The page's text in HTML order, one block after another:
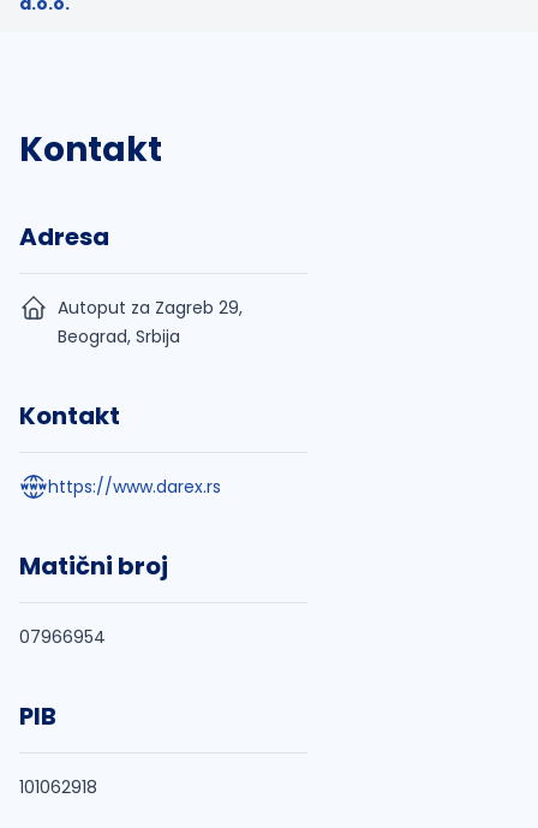
Kontakt
Adresa
Autoput za Zagreb 29,
Beograd, Srbija
Kontakt
https://www.darex.rs
Matični broj
07966954
PIB
101062918